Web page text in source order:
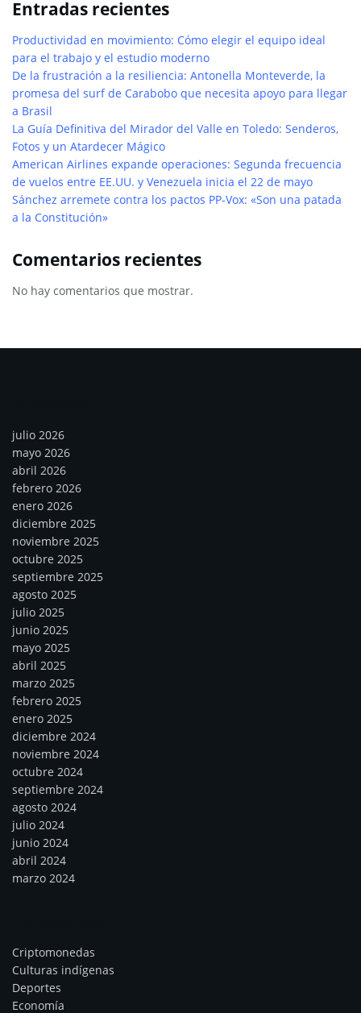
Entradas recientes
Productividad en movimiento: Cómo elegir el equipo ideal
para el trabajo y el estudio moderno
De la frustración a la resiliencia: Antonella Monteverde, la
promesa del surf de Carabobo que necesita apoyo para llegar
a Brasil
La Guía Definitiva del Mirador del Valle en Toledo: Senderos,
Fotos y un Atardecer Mágico
American Airlines expande operaciones: Segunda frecuencia
de vuelos entre EE.UU. y Venezuela inicia el 22 de mayo
Sánchez arremete contra los pactos PP-Vox: «Son una patada
a la Constitución»
Comentarios recientes
No hay comentarios que mostrar.
julio 2026
mayo 2026
abril 2026
febrero 2026
enero 2026
diciembre 2025
noviembre 2025
octubre 2025
septiembre 2025
agosto 2025
julio 2025
junio 2025
mayo 2025
abril 2025
marzo 2025
febrero 2025
enero 2025
diciembre 2024
noviembre 2024
octubre 2024
septiembre 2024
agosto 2024
julio 2024
junio 2024
abril 2024
marzo 2024
Criptomonedas
Culturas indígenas
Deportes
Economía